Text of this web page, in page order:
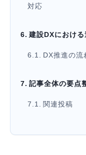
対応
建設DXにおけ
DX推進の流
記事全体の要点
関連投稿